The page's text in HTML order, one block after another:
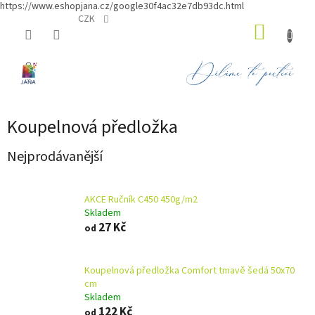
https://www.eshopjana.cz/google30f4ac32e7db93dc.html
CZK
Koupelnová předložka
Nejprodávanější
AKCE Ručník C450 450g/m2
Skladem
od 27 Kč
Koupelnová předložka Comfort tmavě šedá 50x70
cm
Skladem